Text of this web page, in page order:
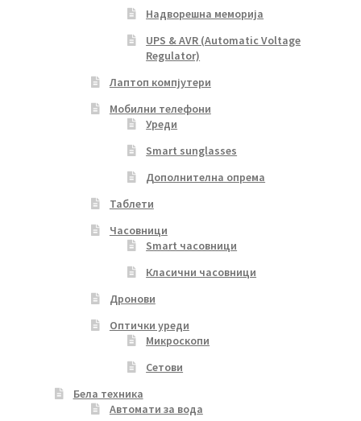
Надворешна меморија
UPS & AVR (Automatic Voltage
Regulator)
Лаптоп компјутери
Мобилни телефони
Уреди
Smart sunglasses
Дополнителна опрема
Таблети
Часовници
Smart часовници
Класични часовници
Дронови
Оптички уреди
Микроскопи
Сетови
Бела техника
Автомати за вода